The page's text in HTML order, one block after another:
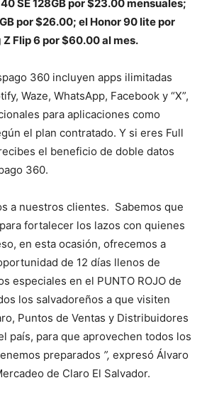
SE 128GB por $23.00 mensuales;
por $26.00; el Honor 90 lite por
Flip 6 por $60.00 al mes.
360 incluyen apps ilimitadas
Waze, WhatsApp, Facebook y “X”,
para aplicaciones como
el plan contratado. Y si eres Full
el beneficio de doble datos
360.
a nuestros clientes. Sabemos que
fortalecer los lazos con quienes
en esta ocasión, ofrecemos a
de 12 días llenos de
especiales en el PUNTO ROJO de
los salvadoreños a que visiten
Puntos de Ventas y Distribuidores
país, para que aprovechen todos los
preparados ”, expresó Álvaro
de Claro El Salvador.